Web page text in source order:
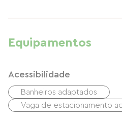
région. NOTE: draps,
inclus.
POUR PLUS D'INFOS: rdv
paret.com où vous
minutes grâce à nos tarifs
Equipamentos
Acessibilidade
Banheiros adaptados
Vaga de estacionamento